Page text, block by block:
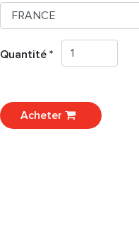
Quantité *
Acheter